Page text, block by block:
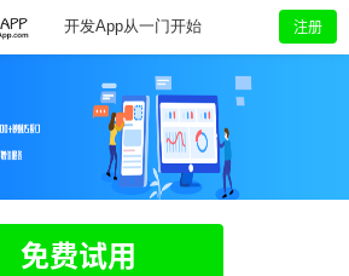
开发App从一门开始 注册
免费试用